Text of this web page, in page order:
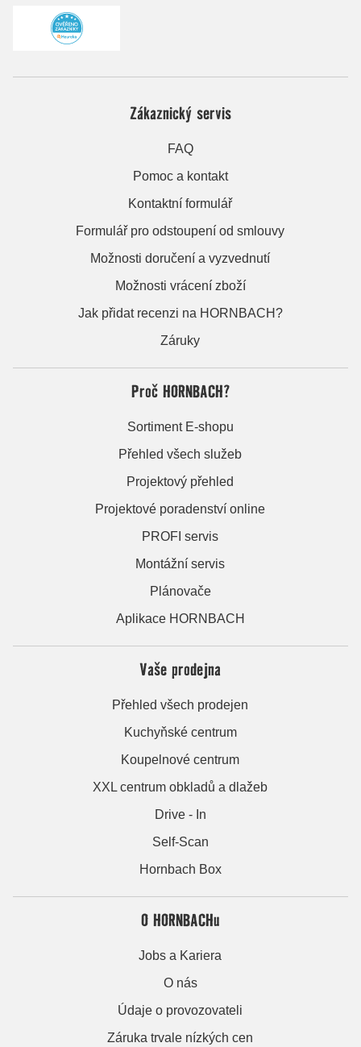
Zákaznický servis
FAQ
Pomoc a kontakt
Kontaktní formulář
Formulář pro odstoupení od smlouvy
Možnosti doručení a vyzvednutí
Možnosti vrácení zboží
Jak přidat recenzi na HORNBACH?
Záruky
Proč HORNBACH?
Sortiment E-shopu
Přehled všech služeb
Projektový přehled
Projektové poradenství online
PROFI servis
Montážní servis
Plánovače
Aplikace HORNBACH
Vaše prodejna
Přehled všech prodejen
Kuchyňské centrum
Koupelnové centrum
XXL centrum obkladů a dlažeb
Drive - In
Self-Scan
Hornbach Box
O HORNBACHu
Jobs a Kariera
O nás
Údaje o provozovateli
Záruka trvale nízkých cen